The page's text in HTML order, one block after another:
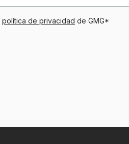
política de privacidad de GMG*